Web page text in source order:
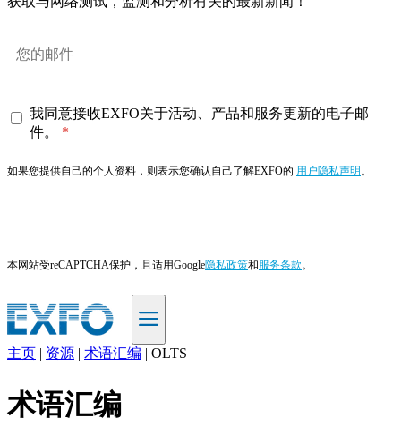
我同意接收EXFO关于活动、产品和服务更新的电子邮
件。
如果您提供自己的个人资料，则表示您确认自己了解EXFO的 用户隐私声明 。
本网站受reCAPTCHA保护，且适用Google隐私政策和服务条款。
产
主页 | 资源 | 术语汇编 | OLTS
术语汇编